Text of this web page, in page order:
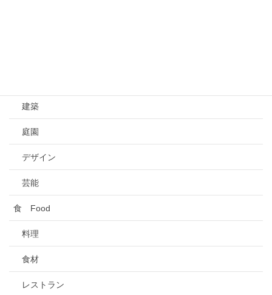
建築
庭園
デザイン
芸能
食 Food
料理
食材
レストラン